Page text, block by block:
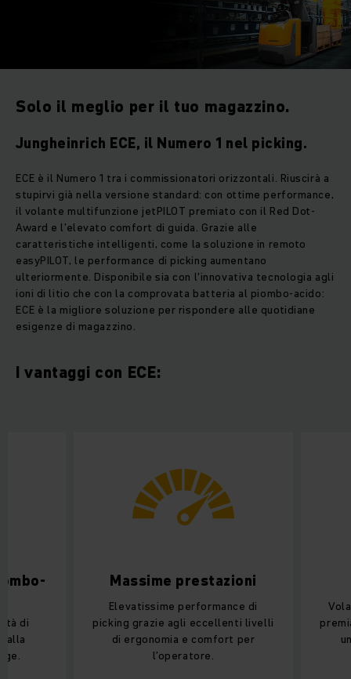
Solo il meglio per il tuo magazzino.
Jungheinrich ECE, il Numero 1 nel picking.
ECE è il Numero 1 tra i commissionatori orizzontali. Riuscirà a
stupirvi già nella versione standard: con ottime performance,
il volante multifunzione jetPILOT premiato con il Red Dot-
Award e l’elevato comfort di guida. Grazie alle
caratteristiche intelligenti, come la soluzione in remoto
easyPILOT, le performance di picking aumentano
ulteriormente. Disponibile sia con l'innovativa tecnologia agli
ioni di litio che con la comprovata batteria al piombo-acido:
ECE è la migliore soluzione per rispondere alle quotidiane
esigenze di magazzino.
I vantaggi con ECE:
Massime prestazioni
Elevatissime performance di
picking grazie agli eccellenti livelli
di ergonomia e comfort per
l’operatore.
di
alla